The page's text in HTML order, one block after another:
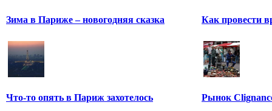
Зима в Париже – новогодняя сказка Как провести
Что-то опять в Париж захотелось Рынок